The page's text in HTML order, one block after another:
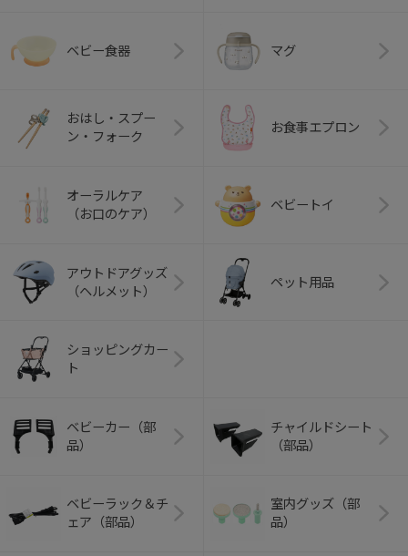
ベビー食器 マグ
おはし・スプー
ン・フォーク
お食事エプロン
オーラルケア
（お口のケア）
ベビートイ
アウトドアグッズ
（ヘルメット）
ペット用品
ショッピングカー
ト
ベビーカー（部
品）
チャイルドシート
（部品）
ベビーラック＆チ
ェア（部品）
室内グッズ（部
品）